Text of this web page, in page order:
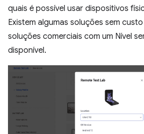
quais é possível usar dispositivos
Existem algumas soluções sem
soluções comerciais com um Nível
disponível.